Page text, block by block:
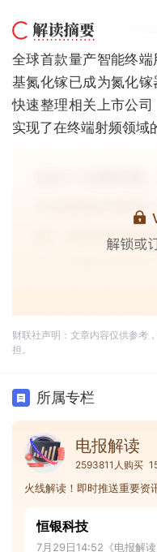
全球首款量产智能终
基氮化镓已成为氮化镓
快速整理相关上市公
实现了在终端射频领域
财联社声明：文章内容仅供参考
担。
所属专栏
电报解读
2593811人购买
火线解读！即时推送重要资
恒银科技
7月29日14:52《电报解